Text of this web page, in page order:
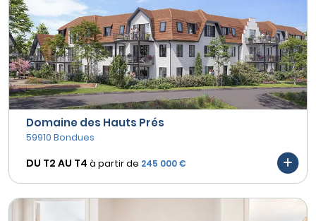
Domaine des Hauts Prés
59910 Bondues
DU T2 AU T4 à partir de 245 000 €